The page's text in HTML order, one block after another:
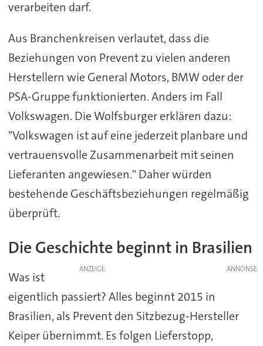
verarbeiten darf.
Aus Branchenkreisen verlautet, dass die
Beziehungen von Prevent zu vielen anderen
Herstellern wie General Motors, BMW oder der
PSA-Gruppe funktionierten. Anders im Fall
Volkswagen. Die Wolfsburger erklären dazu:
"Volkswagen ist auf eine jederzeit planbare und
vertrauensvolle Zusammenarbeit mit seinen
Lieferanten angewiesen." Daher würden
bestehende Geschäftsbeziehungen regelmäßig
überprüft.
Die Geschichte beginnt in Brasilien
ANZEIGE
Was ist
eigentlich passiert? Alles beginnt 2015 in
Brasilien, als Prevent den Sitzbezug-Hersteller
Keiper übernimmt. Es folgen Lieferstopp,